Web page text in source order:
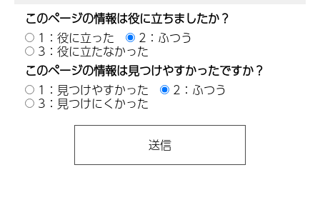
このページの情報は役に立ちましたか？
1：役に立った
2：ふつう
3：役に立たなかった
このページの情報は見つけやすかったですか？
1：見つけやすかった
2：ふつう
3：見つけにくかった